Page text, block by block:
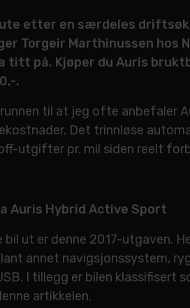
etter en særdeles
Torgeir Marthinussen hos
titt på. Kjøper du Auris
.
til at jeg ofte anbefaler
Det trinnløse
utgifter pr. mil siden reelt
Auris Hybrid Active Sport
bil ut er denne 2017-utgaven.
annet navigsjonssystem,
I tillegg er bilen klassifisert
artikkelen.